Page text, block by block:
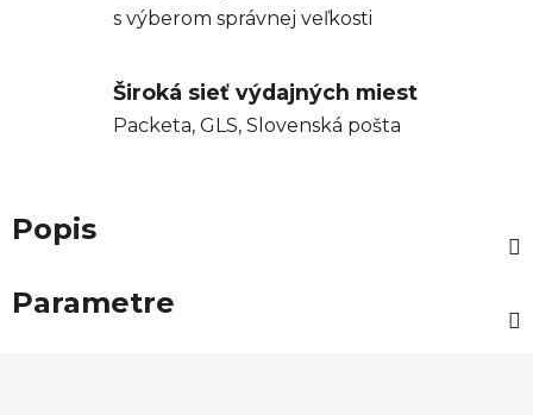
s výberom správnej veľkosti
Široká sieť výdajných miest
Packeta, GLS, Slovenská pošta
Popis
Parametre